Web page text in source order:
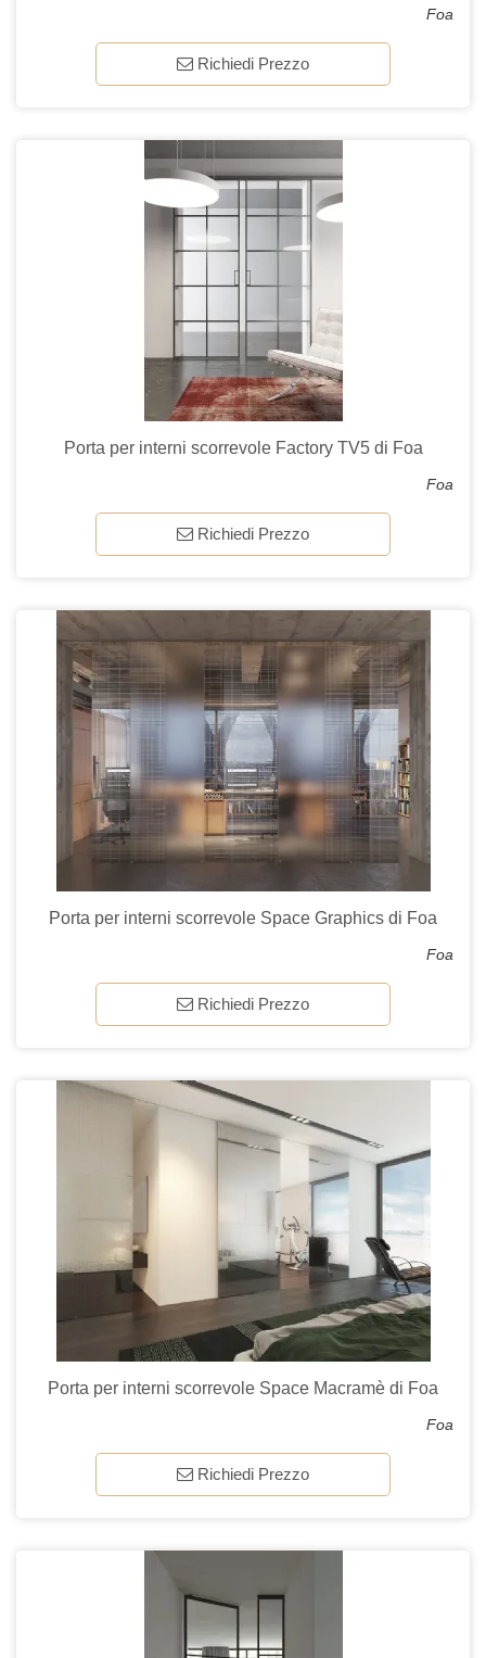
Foa
Richiedi Prezzo
Porta per interni scorrevole Factory TV5 di Foa
Foa
Richiedi Prezzo
Porta per interni scorrevole Space Graphics di Foa
Foa
Richiedi Prezzo
Porta per interni scorrevole Space Macramè di Foa
Foa
Richiedi Prezzo